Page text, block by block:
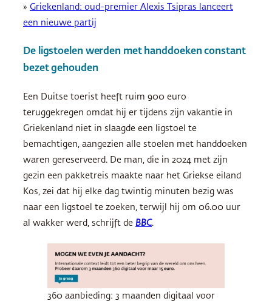
» Griekenland: oud-premier Alexis Tsipras lanceert
een nieuwe partij
De ligstoelen werden met handdoeken constant
bezet gehouden
Een Duitse toerist heeft ruim 900 euro
teruggekregen omdat hij er tijdens zijn vakantie in
Griekenland niet in slaagde een ligstoel te
bemachtigen, aangezien alle stoelen met handdoeken
waren gereserveerd. De man, die in 2024 met zijn
gezin een pakketreis maakte naar het Griekse eiland
Kos, zei dat hij elke dag twintig minuten bezig was
naar een ligstoel te zoeken, terwijl hij om 06.00 uur
al wakker werd, schrijft de BBC.
360 aanbieding: 3 maanden digitaal voor